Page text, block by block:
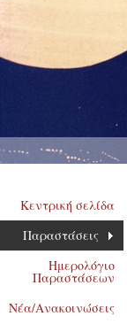
Κεντρική σελίδα
Παραστάσεις
Ημερολόγιο
Παραστάσεων
Νέα/Ανακοινώσεις